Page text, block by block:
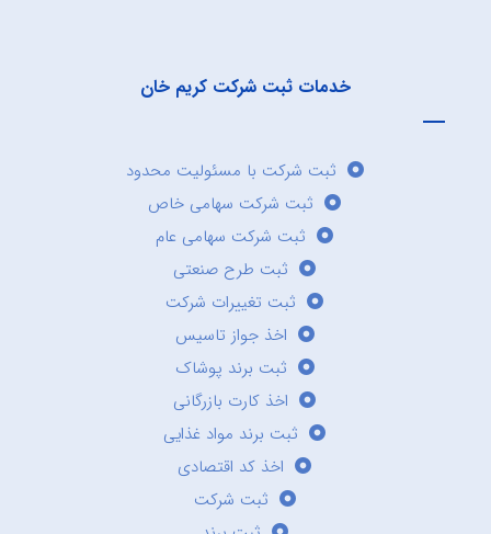
خدمات ثبت شرکت کریم خان
ثبت شرکت با مسئولیت محدود
ثبت شرکت سهامی خاص
ثبت شرکت سهامی عام
ثبت طرح صنعتی
ثبت تغییرات شرکت
اخذ جواز تاسیس
ثبت برند پوشاک
اخذ کارت بازرگانی
ثبت برند مواد غذایی
اخذ کد اقتصادی
ثبت شرکت